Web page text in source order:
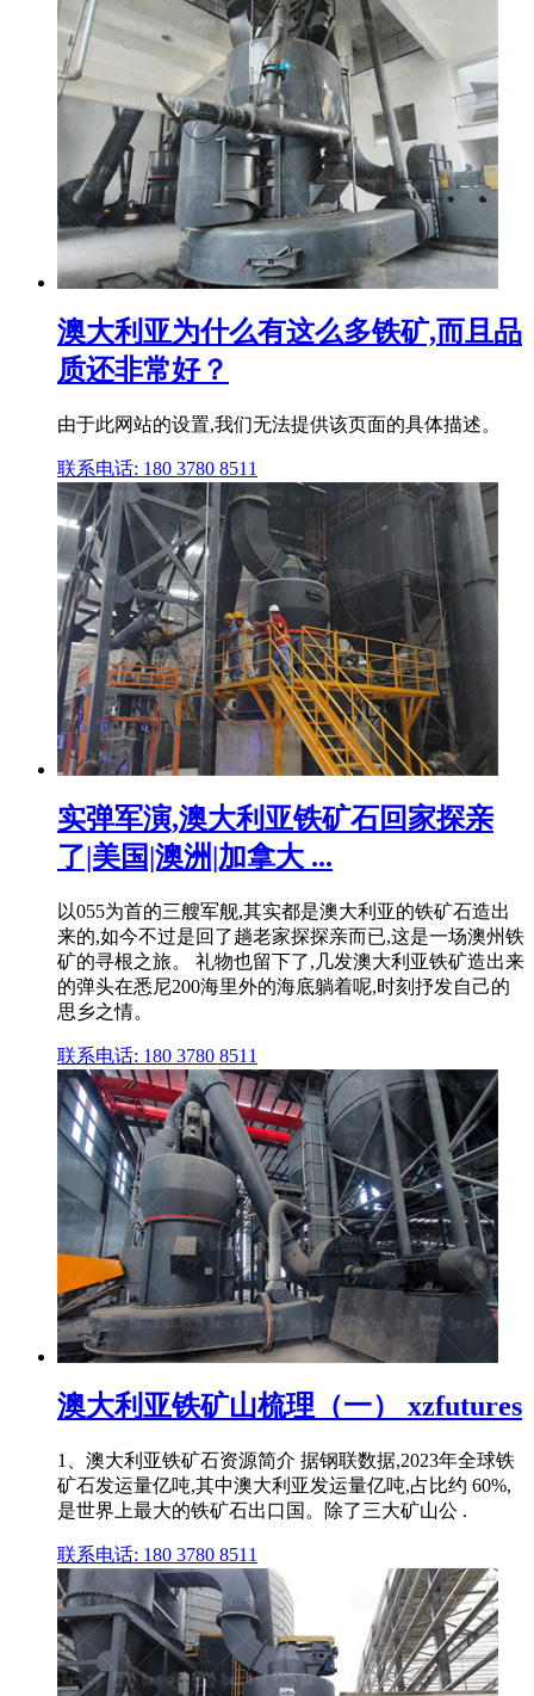
澳大利亚为什么有这么多铁矿,而且品
质还非常好？
由于此网站的设置,我们无法提供该页面的具体描述。
联系电话: 180 3780 8511
实弹军演,澳大利亚铁矿石回家探亲
了|美国|澳洲|加拿大 ...
以055为首的三艘军舰,其实都是澳大利亚的铁矿石造出
来的,如今不过是回了趟老家探探亲而已,这是一场澳州铁
矿的寻根之旅。 礼物也留下了,几发澳大利亚铁矿造出来
的弹头在悉尼200海里外的海底躺着呢,时刻抒发自己的
思乡之情。
联系电话: 180 3780 8511
澳大利亚铁矿山梳理（一） xzfutures
1、澳大利亚铁矿石资源简介 据钢联数据,2023年全球铁
矿石发运量亿吨,其中澳大利亚发运量亿吨,占比约 60%,
是世界上最大的铁矿石出口国。除了三大矿山公 .
联系电话: 180 3780 8511